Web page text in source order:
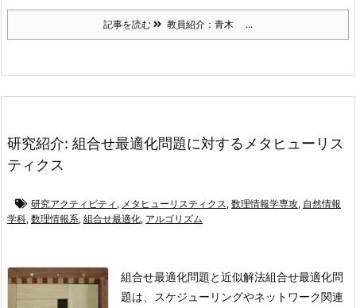
記事を読む 教員紹介：青木 ...
研究紹介: 組合せ最適化問題に対するメタヒューリス
ティクス
研究アクティビティ , メタヒューリスティクス , 数理情報学専攻, 自然情報
学科, 数理情報系, 組合せ最適化, アルゴリズム
組合せ最適化問題と近似解法組合せ最適化問
題は、スケジューリングやネットワーク関連